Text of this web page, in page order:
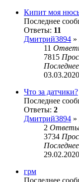
Кипит моя
Последнее
Ответы: 11
Дмитрий3894 »
11
7815
Что за датчики?
Последнее
Ответы: 2
Дмитрий3894 »
2
3734
грм
Последнее